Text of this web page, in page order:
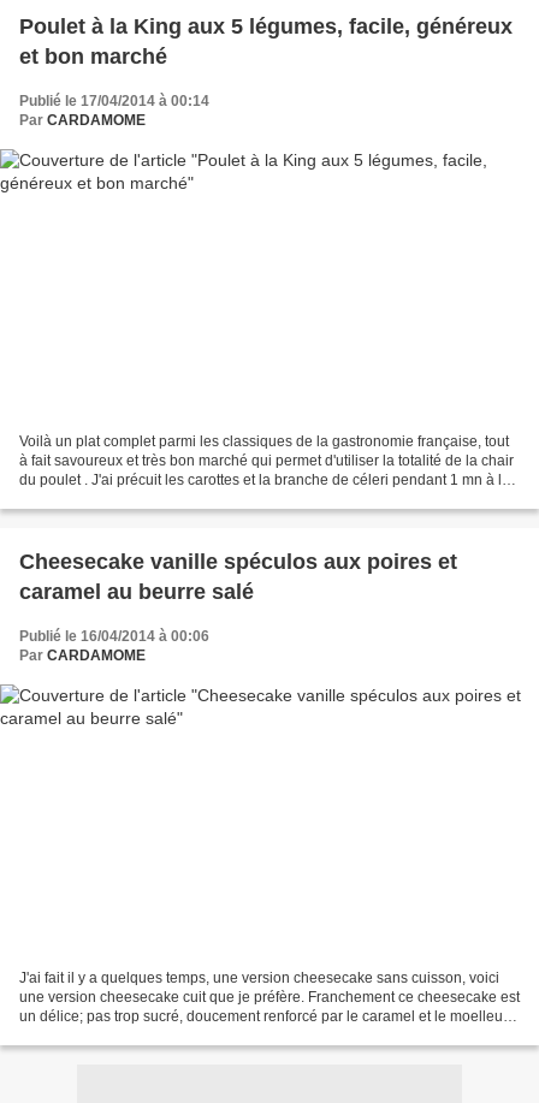
Poulet à la King aux 5 légumes, facile, généreux
et bon marché
Publié le 17/04/2014 à 00:14
Par CARDAMOME
Voilà un plat complet parmi les classiques de la gastronomie française, tout
à fait savoureux et très bon marché qui permet d'utiliser la totalité de la chair
du poulet . J'ai précuit les carottes et la branche de céleri pendant 1 mn à la
Cheesecake vanille spéculos aux poires et
caramel au beurre salé
Publié le 16/04/2014 à 00:06
Par CARDAMOME
J'ai fait il y a quelques temps, une version cheesecake sans cuisson, voici
une version cheesecake cuit que je préfère. Franchement ce cheesecake est
un délice; pas trop sucré, doucement renforcé par le caramel et le moelleux